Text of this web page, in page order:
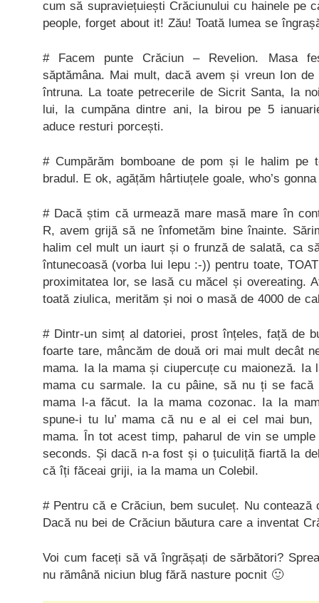
cum să supraviețuiești Crăciunului cu hainele pe
people, forget about it! Zău! Toată lumea se
# Facem punte Crăciun – Revelion. Masa
săptămâna. Mai mult, dacă avem și vreun Ion
întruna. La toate petrecerile de Sicrit Santa, la
lui, la cumpăna dintre ani, la birou pe 5
aduce resturi porcești.
# Cumpărăm bomboane de pom și le halim pe
bradul. E ok, agățăm hârtiuțele goale, who’s
# Dacă știm că urmează mare masă mare în
R, avem grijă să ne înfometăm bine înainte.
halim cel mult un iaurt și o frunză de salată, ca
întunecoasă (vorba lui Iepu :-)) pentru toate,
proximitatea lor, se lasă cu măcel și overeating.
toată ziulica, merităm și noi o masă de 4000 de
# Dintr-un simț al datoriei, prost înțeles, față de
foarte tare, mâncăm de două ori mai mult decât
mama. Ia la mama și ciupercuțe cu maioneză. Ia
mama cu sarmale. Ia cu pâine, să nu ți se
mama l-a făcut. Ia la mama cozonac. Ia la
spune-i tu lu’ mama că nu e al ei cel mai bun,
mama. În tot acest timp, paharul de vin se
seconds. Și dacă n-a fost și o țuiculiță fiartă la
că îți făceai griji, ia la mama un Colebil.
# Pentru că e Crăciun, bem suculeț. Nu contează
Dacă nu bei de Crăciun băutura care a inventat
Voi cum faceți să vă îngrășați de sărbători?
nu rămână niciun blug fără nasture pocnit 🙂